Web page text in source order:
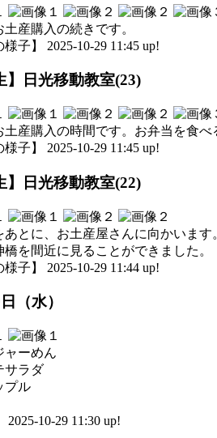
土産購入の続きです。
様子】 2025-10-29 11:45 up!
】日光移動教室(23)
土産購入の時間です。お弁当を食
様子】 2025-10-29 11:45 up!
】日光移動教室(22)
あとに、お土産屋さんに向かいます
橋を間近に見ることができました。
様子】 2025-10-29 11:44 up!
（水）
ャーめん
サラダ
プル
2025-10-29 11:30 up!